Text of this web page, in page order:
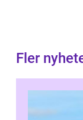
Fler